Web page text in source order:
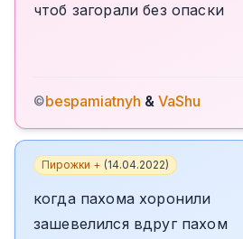
чтоб загорали без опаски
©bespamiatnyh & VaShu
Пирожки + (14.04.2022)
когда пахома хоронили
зашевелился вдруг пахом